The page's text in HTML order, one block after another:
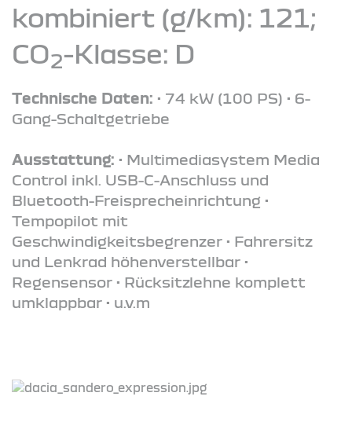
kombiniert (g/km): 121;
CO2-Klasse: D
Technische Daten: • 74 kW (100 PS) • 6-
Gang-Schaltgetriebe
Ausstattung: • Multimediasystem Media
Control inkl. USB-C-Anschluss und
Bluetooth-Freisprecheinrichtung •
Tempopilot mit
Geschwindigkeitsbegrenzer • Fahrersitz
und Lenkrad höhenverstellbar •
Regensensor • Rücksitzlehne komplett
umklappbar • u.v.m